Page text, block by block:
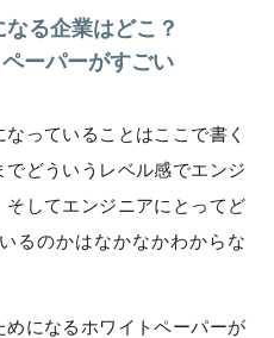
る企業はどこ？
ーパーがすごい
っていることはここで書く
どういうレベル感でエンジ
してエンジニアにとってど
るのかはなかなかわからな
になるホワイトペーパーが